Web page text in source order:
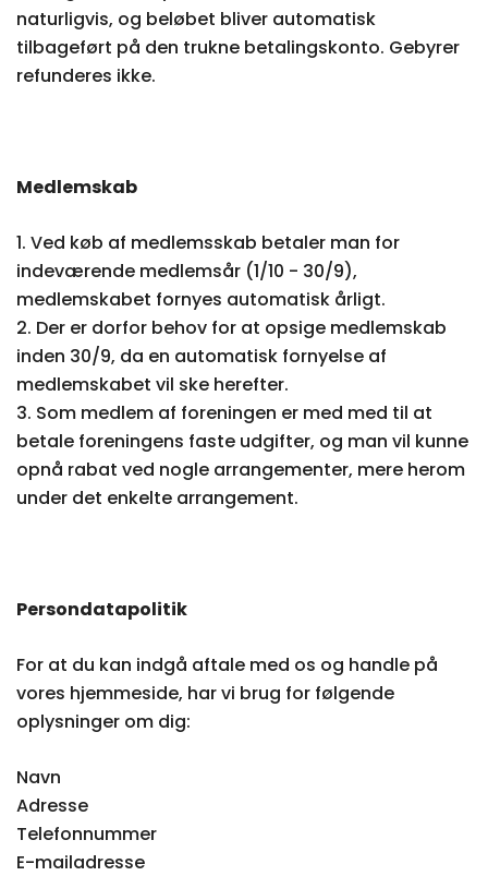
naturligvis, og beløbet bliver automatisk
tilbageført på den trukne betalingskonto. Gebyrer
refunderes ikke.
Medlemskab
1. Ved køb af medlemsskab betaler man for
indeværende medlemsår (1/10 - 30/9),
medlemskabet fornyes automatisk årligt.
2. Der er dorfor behov for at opsige medlemskab
inden 30/9, da en automatisk fornyelse af
medlemskabet vil ske herefter.
3. Som medlem af foreningen er med med til at
betale foreningens faste udgifter, og man vil kunne
opnå rabat ved nogle arrangementer, mere herom
under det enkelte arrangement.
Persondatapolitik
For at du kan indgå aftale med os og handle på
vores hjemmeside, har vi brug for følgende
oplysninger om dig:
Navn
Adresse
Telefonnummer
E-mailadresse